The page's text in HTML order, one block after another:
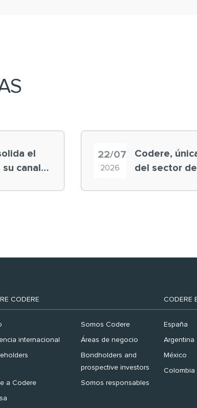
el
canal
22/07
2026
Codere,
del sector
CODERE
Somos Codere
internacional Áreas de negocio
Bondholders and
prospective investors
a Codere Somos responsables
CODERE
España
Argentina
México
Colombia